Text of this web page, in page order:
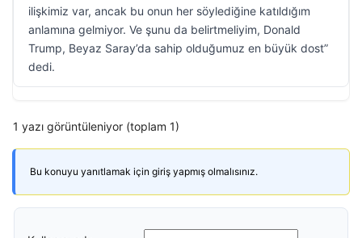
ilişkimiz var, ancak bu onun her söylediğine katıldığım
anlamına gelmiyor. Ve şunu da belirtmeliyim, Donald
Trump, Beyaz Saray’da sahip olduğumuz en büyük dost”
dedi.
1 yazı görüntüleniyor (toplam 1)
Bu konuyu yanıtlamak için giriş yapmış olmalısınız.